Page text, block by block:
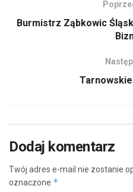
Burmistrz Ząbkowic
Dodaj komentarz
Twój adres e-mail nie zostanie
oznaczone *